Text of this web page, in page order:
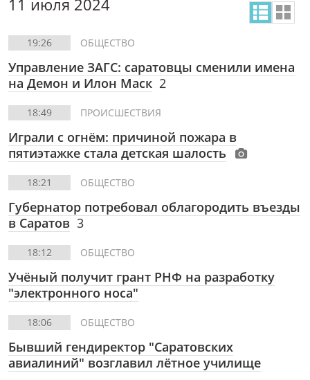
11 июля 2024
19:26 ОБЩЕСТВО
Управление ЗАГС: саратовцы сменили имена
на Демон и Илон Маск 2
18:49 ПРОИСШЕСТВИЯ
Играли с огнём: причиной пожара в
пятиэтажке стала детская шалость
18:21 ОБЩЕСТВО
Губернатор потребовал облагородить въезды
в Саратов 3
18:12 ОБЩЕСТВО
Учёный получит грант РНФ на разработку
"электронного носа"
18:06 ОБЩЕСТВО
Бывший гендиректор "Саратовских
авиалиний" возглавил лётное училище